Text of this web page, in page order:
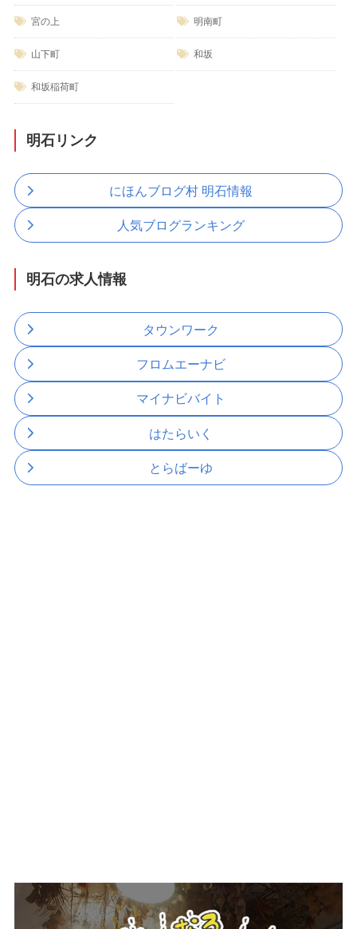
宮の上 明南町
山下町 和坂
和坂稲荷町
明石リンク
にほんブログ村 明石情報
人気ブログランキング
明石の求人情報
タウンワーク
フロムエーナビ
マイナビバイト
はたらいく
とらばーゆ